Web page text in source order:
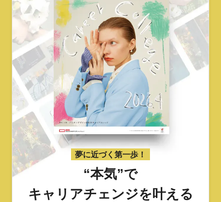
夢に近づく第一歩！
“本気”で
キャリアチェンジを叶える